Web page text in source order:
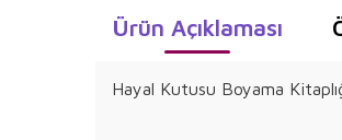
Ürün Açıklaması
Hayal Kutusu Boyama